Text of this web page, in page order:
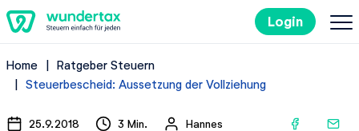
Login
So geht's
Kosten
Home
Ratgeber Steuern
Steuerbescheid: Aussetzung der Vollziehung
25.9.2018 3 Min. Hannes